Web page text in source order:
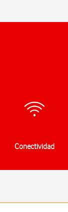
Conectividad